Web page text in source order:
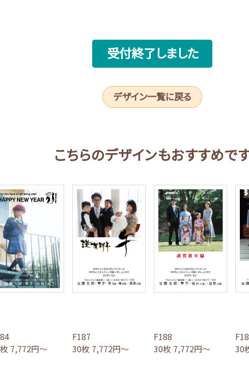
受付終了しました
デザイン一覧に戻る
こちらのデザインもおすすめで
7,772円～
F187
30枚 7,772円～
F188
30枚 7,772円～
30